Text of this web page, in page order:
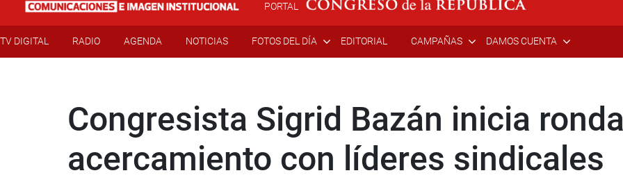
PORTAL
TV DIGITAL RADIO AGENDA NOTICIAS FOTOS DEL DÍA EDITORIAL CAMPAÑAS DAMOS CUENTA
Congresista Sigrid Bazán inicia
acercamiento con líderes sindicales